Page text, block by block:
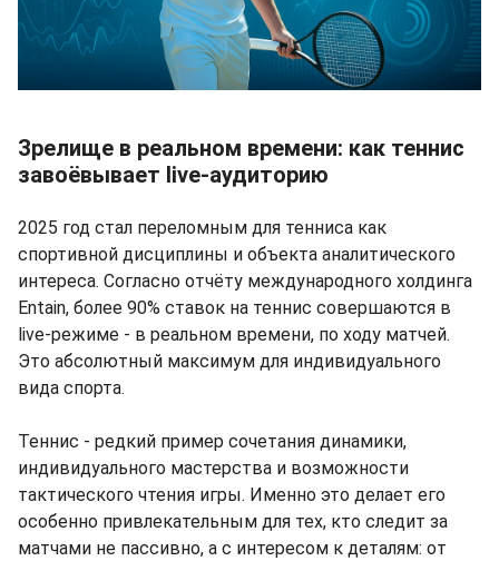
Зрелище в реальном времени: как теннис
завоёвывает live-аудиторию
2025 год стал переломным для тенниса как
спортивной дисциплины и объекта аналитического
интереса. Согласно отчёту международного холдинга
Entain, более 90% ставок на теннис совершаются в
live-режиме - в реальном времени, по ходу матчей.
Это абсолютный максимум для индивидуального
вида спорта.
Теннис - редкий пример сочетания динамики,
индивидуального мастерства и возможности
тактического чтения игры. Именно это делает его
особенно привлекательным для тех, кто следит за
матчами не пассивно, а с интересом к деталям: от